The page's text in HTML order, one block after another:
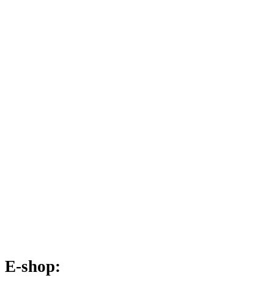
E-shop: